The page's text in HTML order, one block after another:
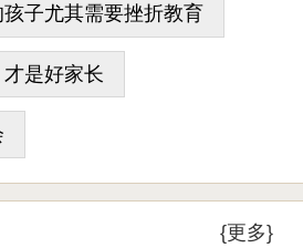
子尤其需要挫折教育
是好家长
{更多}